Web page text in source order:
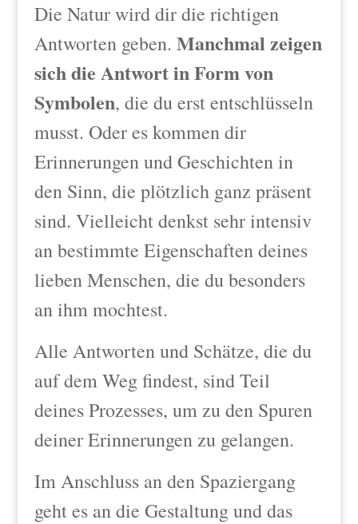
Die Natur wird dir die richtigen
Antworten geben. Manchmal zeigen
sich die Antwort in Form von
Symbolen, die du erst entschlüsseln
musst. Oder es kommen dir
Erinnerungen und Geschichten in
den Sinn, die plötzlich ganz präsent
sind. Vielleicht denkst sehr intensiv
an bestimmte Eigenschaften deines
lieben Menschen, die du besonders
an ihm mochtest.
Alle Antworten und Schätze, die du
auf dem Weg findest, sind Teil
deines Prozesses, um zu den Spuren
deiner Erinnerungen zu gelangen.
Im Anschluss an den Spaziergang
geht es an die Gestaltung und das